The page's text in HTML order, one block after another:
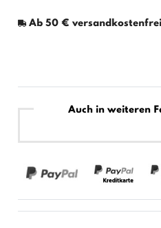
Ab 50 €
Auch in weiteren